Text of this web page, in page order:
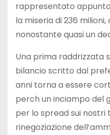
rappresentato appunto
la miseria di 236
nonostante quasi un
Una prima raddrizzata
bilancio scritto dal
anni torna a essere
perch un inciampo del
per lo spread sui
rinegoziazione